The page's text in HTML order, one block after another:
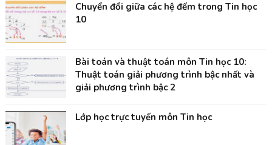
Chuyển đổi giữa các hệ đếm trong Tin học
10
Bài toán và thuật toán môn Tin học 10:
Thuật toán giải phương trình bậc nhất và
giải phương trình bậc 2
Lớp học trực tuyến môn Tin học